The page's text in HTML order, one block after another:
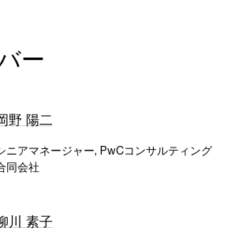
ー
野 陽二
ニアマネージャー, PwCコンサルティング
同会社
川 素子